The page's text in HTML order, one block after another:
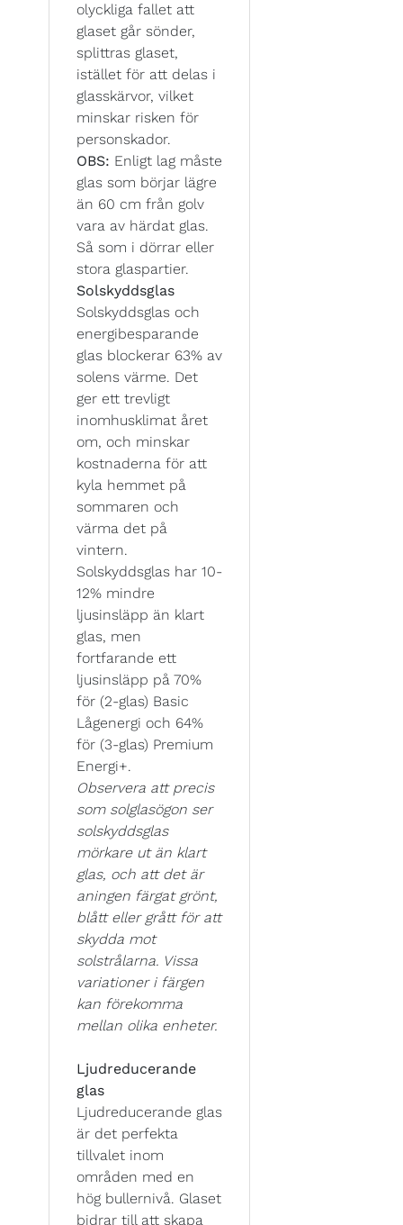
olyckliga fallet att
glaset går sönder,
splittras glaset,
istället för att delas i
glasskärvor, vilket
minskar risken för
personskador.
OBS: Enligt lag måste
glas som börjar lägre
än 60 cm från golv
vara av härdat glas.
Så som i dörrar eller
stora glaspartier.
Solskyddsglas
Solskyddsglas och
energibesparande
glas blockerar 63% av
solens värme. Det
ger ett trevligt
inomhusklimat året
om, och minskar
kostnaderna för att
kyla hemmet på
sommaren och
värma det på
vintern.
Solskyddsglas har 10-
12% mindre
ljusinsläpp än klart
glas, men
fortfarande ett
ljusinsläpp på 70%
för (2-glas) Basic
Lågenergi och 64%
för (3-glas) Premium
Energi+.
Observera att precis
som solglasögon ser
solskyddsglas
mörkare ut än klart
glas, och att det är
aningen färgat grönt,
blått eller grått för att
skydda mot
solstrålarna. Vissa
variationer i färgen
kan förekomma
mellan olika enheter.
Ljudreducerande
glas
Ljudreducerande glas
är det perfekta
tillvalet inom
områden med en
hög bullernivå. Glaset
bidrar till att skapa